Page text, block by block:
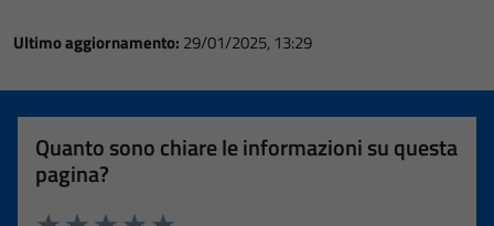
Ultimo aggiornamento: 29/01/2025, 13:29
Quanto sono chiare le informazioni su questa
pagina?